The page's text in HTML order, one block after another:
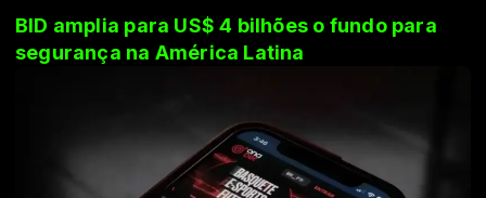
BID amplia para US$ 4 bilhões o fundo para
segurança na América Latina